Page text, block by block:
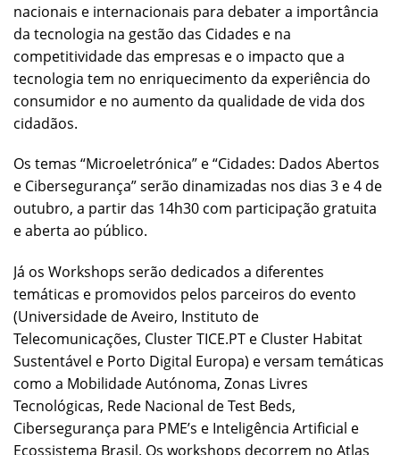
nacionais e internacionais para debater a importância
da tecnologia na gestão das Cidades e na
competitividade das empresas e o impacto que a
tecnologia tem no enriquecimento da experiência do
consumidor e no aumento da qualidade de vida dos
cidadãos.
Os temas “Microeletrónica” e “Cidades: Dados Abertos
e Cibersegurança” serão dinamizadas nos dias 3 e 4 de
outubro, a partir das 14h30 com participação gratuita
e aberta ao público.
Já os Workshops serão dedicados a diferentes
temáticas e promovidos pelos parceiros do evento
(Universidade de Aveiro, Instituto de
Telecomunicações, Cluster TICE.PT e Cluster Habitat
Sustentável e Porto Digital Europa) e versam temáticas
como a Mobilidade Autónoma, Zonas Livres
Tecnológicas, Rede Nacional de Test Beds,
Cibersegurança para PME’s e Inteligência Artificial e
Ecossistema Brasil. Os workshops decorrem no Atlas